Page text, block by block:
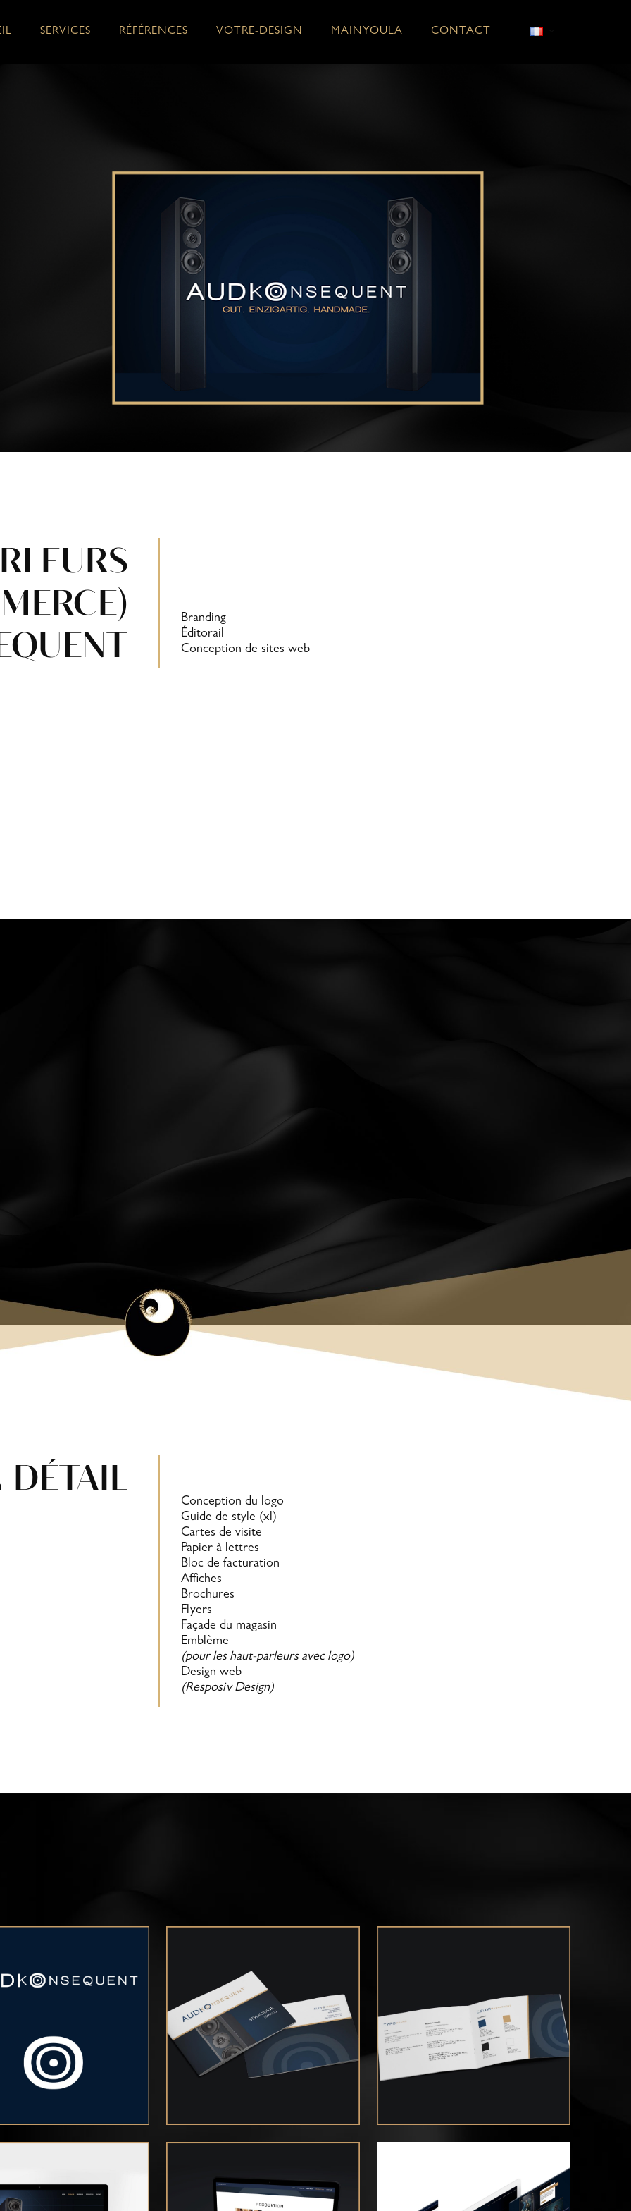
SERVICES RÉFÉRENCES VOTRE-DESIGN MAINYOULA CONTACT
Branding
Éditorail
Conception de sites web
DÉTAIL
Conception du logo
Guide de style (xl)
Cartes de visite
Papier à lettres
Bloc de facturation
Affiches
Brochures
Flyers
Façade du magasin
Emblème
(pour les haut-parleurs avec logo)
Design web
(Resposiv Design)